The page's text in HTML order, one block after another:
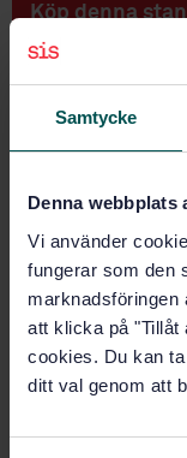
Samtycke
Denna webbplats
Vi använder
fungerar som den
marknadsföringen
att klicka på "Tillåt
cookies. Du kan
ditt val genom att
Köp denna
ISO STANDARD ·
PDF